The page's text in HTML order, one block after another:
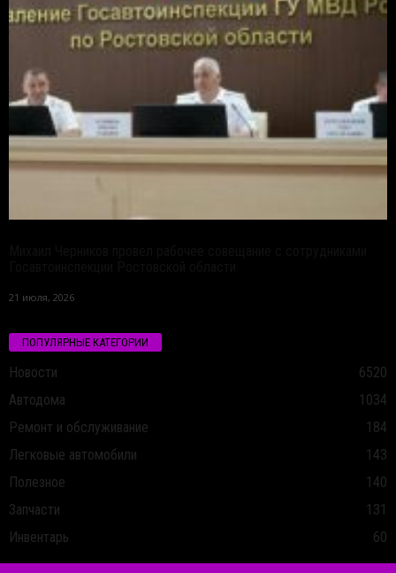
21 июля, 2026
ПОПУЛЯРНЫЕ КАТЕГОРИИ
Новости
6520
Автодома
1034
Ремонт и обслуживание
184
Легковые автомобили
143
Полезное
140
Запчасти
131
Инвентарь
60